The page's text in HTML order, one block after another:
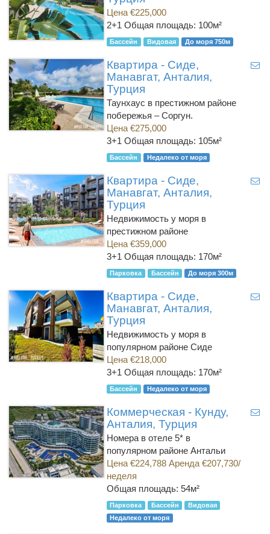
Цена €225,000
2+1 Общая площадь: 100м²
Бассейн Видовая До моря 750м
Квартира - Сиде,
Манавгат, Анталия,
Турция
Таунхаус в престижном районе
побережья – Соргун.
Цена €275,000
3+1 Общая площадь: 105м²
Бассейн Недалеко от моря
Квартира - Сиде,
Манавгат, Анталия,
Турция
Недвижимость у моря в
престижном районе
Цена €359,000
3+1 Общая площадь: 170м²
Парковка Бассейн До моря 300м
Квартира - Сиде,
Манавгат, Анталия,
Турция
Недвижимость у моря в
популярном районе Сиде
Цена €218,000
3+1 Общая площадь: 170м²
Бассейн Недалеко от моря
Коммерческая - Кунду,
Анталия, Турция
Номера в отеле 5* в
популярном районе Антальи
Цена €224,788 Аренда €207,730/
неделя
Общая площадь: 54м²
Парковка Бассейн
Видовая
Недалеко от моря